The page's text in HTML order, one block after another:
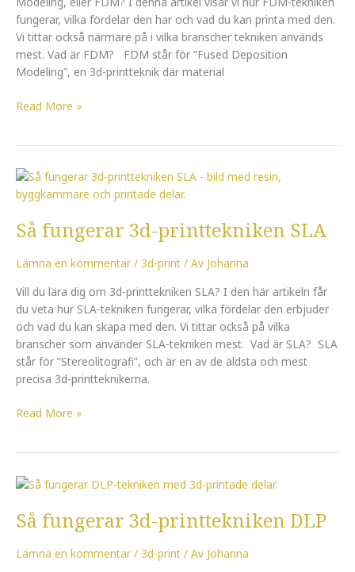
fungerar, vilka fördelar den har och vad du kan printa med den.
Vi tittar också närmare på i vilka branscher tekniken används
mest. Vad är FDM? FDM står för ”Fused Deposition
Modeling”, en 3d-printteknik där material
Read More »
Så fungerar 3d-printtekniken SLA
Lämna en kommentar / 3d-print / Av Johanna
Vill du lära dig om 3d-printtekniken SLA? I den här artikeln får
du veta hur SLA-tekniken fungerar, vilka fördelar den erbjuder
och vad du kan skapa med den. Vi tittar också på vilka
branscher som använder SLA-tekniken mest. Vad är SLA? SLA
står för ”Stereolitografi”, och är en av de äldsta och mest
precisa 3d-printteknikerna.
Så
fungerar
printtekniken
Read More »
Så fungerar 3d-printtekniken DLP
Lämna en kommentar / 3d-print / Av Johanna
Så
3d-
printtekniken
DLP